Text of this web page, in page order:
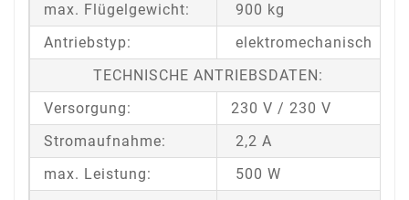
max. Flügelgewicht:
900 kg
Antriebstyp:
elektromechanisch
TECHNISCHE ANTRIEBSDATEN:
Versorgung:
230 V / 230 V
Stromaufnahme:
2,2 A
max. Leistung:
500 W